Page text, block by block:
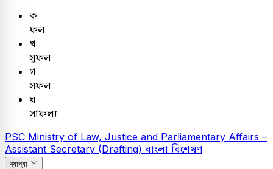
ক
ফল
খ
সুফল
গ
সফল
ঘ
সাফল্য
PSC Ministry of Law, Justice and Parliamentary Affairs –
Assistant Secretary (Drafting) বাংলা বিশেষণ
ব্যাখ্যা